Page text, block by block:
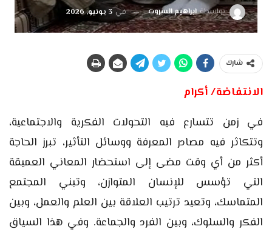
بواسطةابراهيم السروت في3 يونيو, 2026
شارك
الانتفاضة/ أكرام
في زمن تتسارع فيه التحولات الفكرية والاجتماعية،
وتتكاثر فيه مصادر المعرفة ووسائل التأثير، تبرز الحاجة
أكثر من أي وقت مضى إلى استحضار المعاني العميقة
التي تؤسس للإنسان المتوازن، وتبني المجتمع
المتماسك، وتعيد ترتيب العلاقة بين العلم والعمل، وبين
الفكر والسلوك، وبين الفرد والجماعة. وفي هذا السياق